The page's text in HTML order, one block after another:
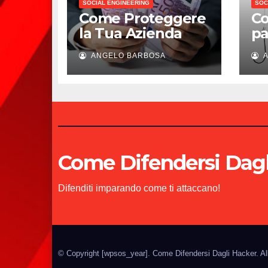
SOCIAL ENGINEERING
Come Proteggere
la Tua Azienda
dalla Frode del
CEO senza
Interferire con la
Guida Essenziale
ANGELO BARBOSA
Come Difendersi
Difenditi imparando come ti attaccano!
© Copyright [wpsos_year] . Come Difendersi Dagli Hacker.